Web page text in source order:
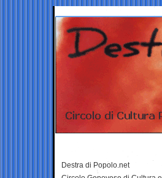
Destra di Popolo.net